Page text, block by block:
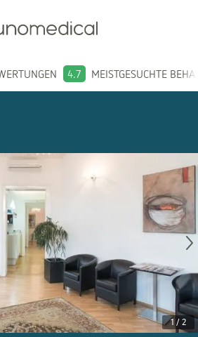
4.7 MEISTGESUCHTE
1 / 2